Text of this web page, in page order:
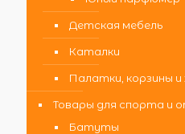
Детская мебель
Каталки
Палатки, корзины и
Товары для спорта и
Батуты